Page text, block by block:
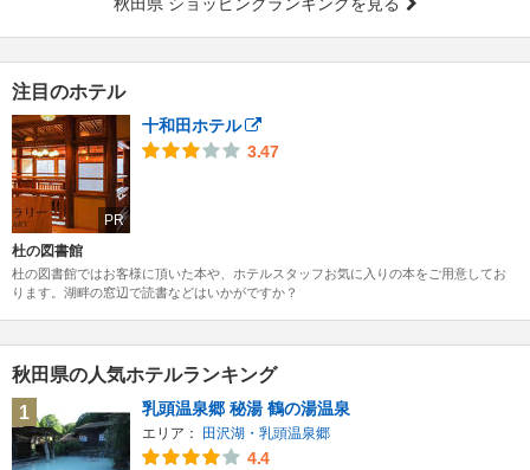
注目のホテル
PR
十和田ホテル
3.47
杜の図書館
杜の図書館ではお客様に頂いた本や、ホテルスタッフお気に入りの本をご用意してお
ります。湖畔の窓辺で読書などはいかがですか？
秋田県の人気ホテルランキング
1
乳頭温泉郷 秘湯 鶴の湯温泉
エリア： 田沢湖・乳頭温泉郷
4.4